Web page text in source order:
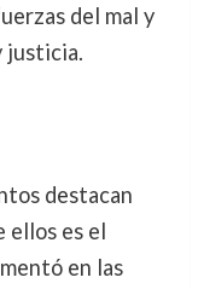
del mal y
justicia.
destacan
ellos es el
en las